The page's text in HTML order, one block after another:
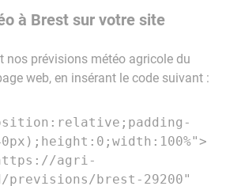
à Brest sur votre site
nos prévisions météo agricole du
web, en insérant le code suivant :